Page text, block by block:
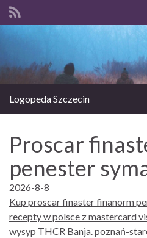
Logopeda Szczecin
Proscar
penester
2026-8-8
Kup proscar finaster finanorm
recepty w polsce z mastercard
wysyp THCR Banja. poznań-